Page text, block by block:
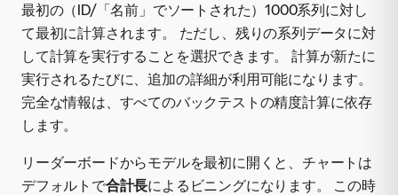
最初の（ID/「名前」でソートされた）1000系列に対し
て最初に計算されます。 ただし、残りの系列データに対
して計算を実行することを選択できます。 計算が新たに
実行されるたびに、追加の詳細が利用可能になります。
完全な情報は、すべてのバックテストの精度計算に依存
します。
リーダーボードからモデルを最初に開くと、チャートは
デフォルトで合計長によるビニングになります。 この時